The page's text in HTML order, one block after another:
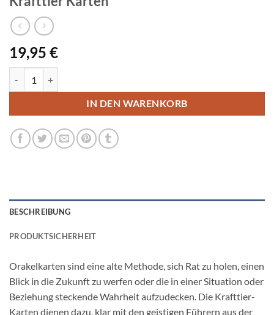
19,95 €
IN DEN WARENKORB
BESCHREIBUNG
PRODUKTSICHERHEIT
Orakelkarten sind eine alte Methode, sich Rat zu holen, einen
Blick in die Zukunft zu werfen oder die in einer Situation oder
Beziehung steckende Wahrheit aufzudecken. Die Krafttier-
Karten dienen dazu, klar mit den geistigen Führern aus der